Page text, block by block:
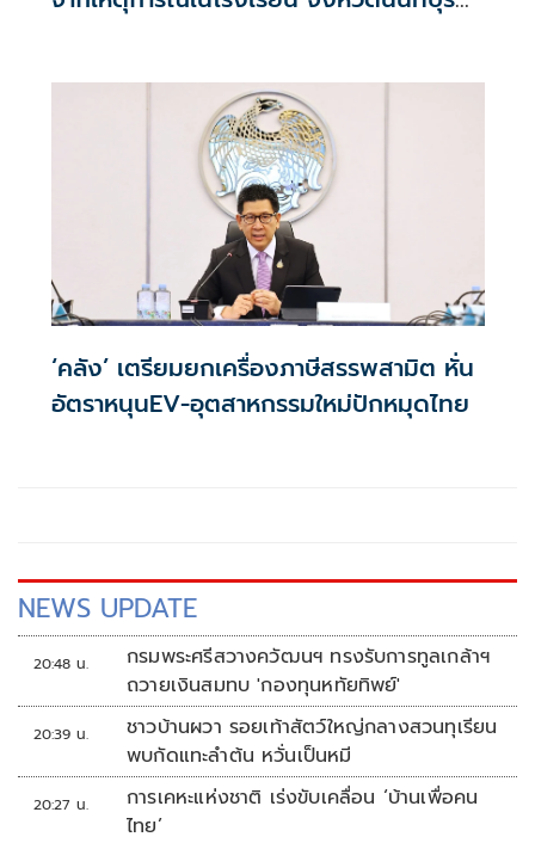
‘คลัง’ เตรียมยกเครื่องภาษีสรรพสามิต หั่น
อัตราหนุนEV-อุตสาหกรรมใหม่ปักหมุดไทย
NEWS UPDATE
20:48 น.
กรมพระศรีสวางควัฒนฯ ทรงรับการทูลเกล้าฯ
ถวายเงินสมทบ 'กองทุนหทัยทิพย์'
20:39 น.
ชาวบ้านผวา รอยเท้าสัตว์ใหญ่กลางสวนทุเรียน
พบกัดแทะลำต้น หวั่นเป็นหมี
20:27 น.
การเคหะแห่งชาติ เร่งขับเคลื่อน ‘บ้านเพื่อคน
ไทย’